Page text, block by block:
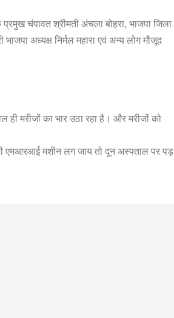
चंपावत श्रीमती अंचला बोहरा, भाजपा जिला
अध्यक्ष निर्मल महारा एवं अन्य लोग मौजूद
मरीजों का भार उठा रहा है। और मरीजों को
एमआरआई मशीन लग जाय तो दून अस्पताल पर पड़